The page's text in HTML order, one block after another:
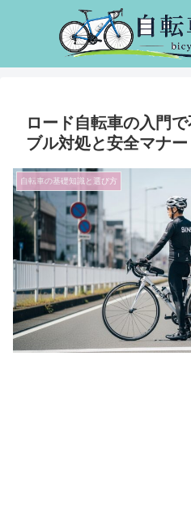
ロード自転車の入門
ブル対処と安全マナー
自転車の基礎知識と選び方